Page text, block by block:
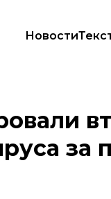
Новости
от нового
за